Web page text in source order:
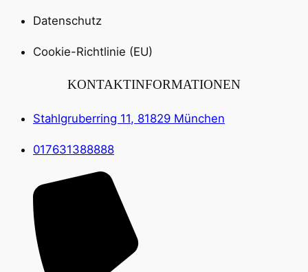
Datenschutz
Cookie-Richtlinie (EU)
KONTAKTINFORMATIONEN
Stahlgruberring 11, 81829 München
017631388888